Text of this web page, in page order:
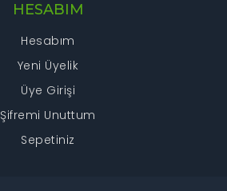
HESABIM
Hesabım
Yeni Üyelik
Üye Girişi
Şifremi Unuttum
Sepetiniz